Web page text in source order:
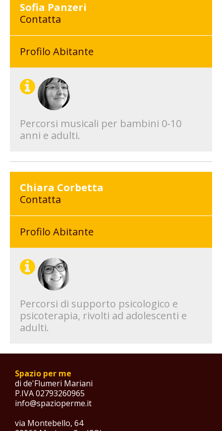
Sofia Panzeri
Contatta
Profilo Abitante
Percorsi musicali per bambini 0-10
anni e adulti.
Chiara Corbetta
Contatta
Profilo Abitante
Percorsi di supporto psicologico e
psicoterapia, rivolti ad adolescenti e
adulti.
Spazio per me
di de'Flumeri Mariani
P.IVA 02793260965
info@spazioperme.it
via Montebello, 64